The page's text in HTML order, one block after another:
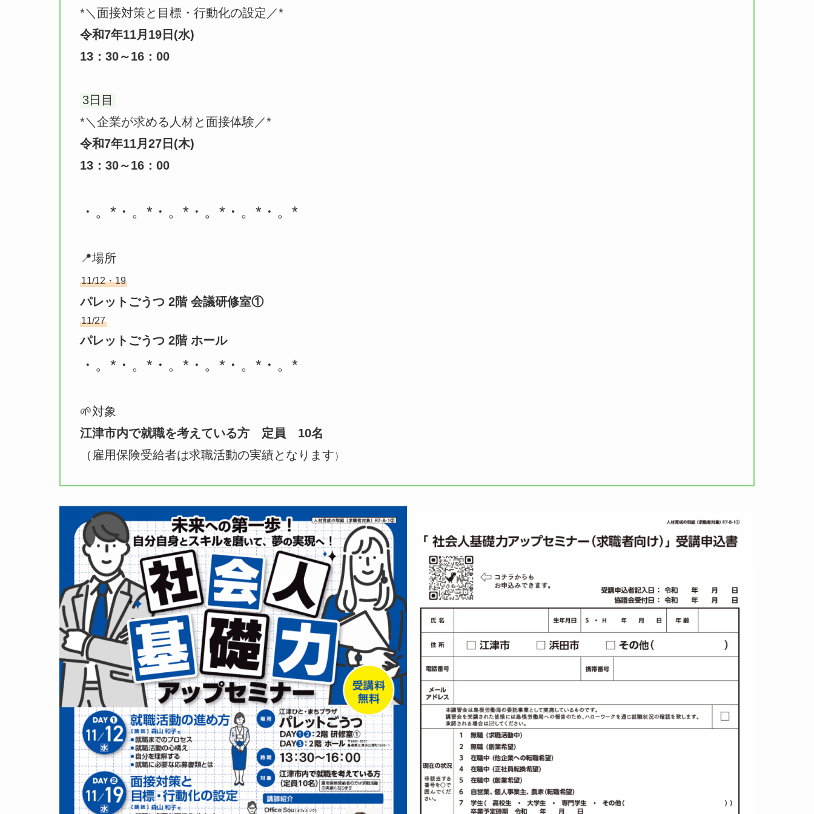
*＼面接対策と目標・行動化の設定／*
令和7年11月19日(水)
13：30～16：00
3日目
*＼企業が求める人材と面接体験／*
令和7年11月27日(木)
13：30～16：00
・。*・。*・。*・。*・。*・。*
📍場所
11/12・19
パレットごうつ 2階 会議研修室①
11/27
パレットごうつ 2階 ホール
・。*・。*・。*・。*・。*・。*
🌱対象
江津市内で就職を考えている方 定員 10名
（雇用保険受給者は求職活動の実績となります）